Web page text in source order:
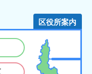
区役所案内